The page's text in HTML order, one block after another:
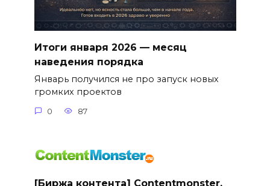
Итоги января 2026 — месяц
наведения порядка
Январь получился не про запуск новых
громких проектов
0 87
[Биржа контента] Contentmonster,